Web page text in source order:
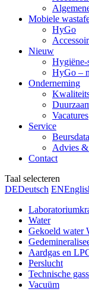
Mobiele
HyGo
Nieuw
Hygiëne-
HyGo –
Onderneming
Vacatures
Service
Advies
Contact
Taal selecteren
DEDeutsch EN
Water
Gekoeld water
Aardgas en
Perslucht
Technische
Vacuüm